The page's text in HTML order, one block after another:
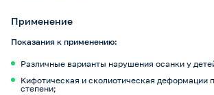
Применение
Показания к применению:
Различные варианты нарушения осанки у
Кифотическая и сколиотическая деформации
степени;